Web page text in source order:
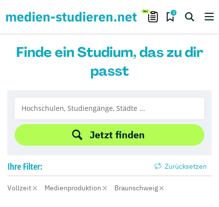
0
Finde ein Studium, das zu dir
passt
Jetzt finden
Ihre Filter: Zurücksetzen
Vollzeit Medienproduktion Braunschweig